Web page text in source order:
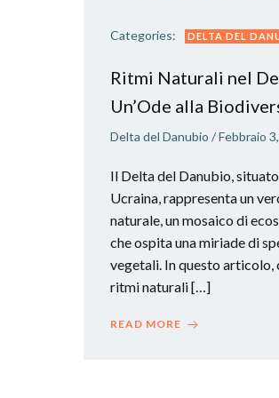
Categories: DELTA DEL
Ritmi Naturali nel
Un’Ode alla
Delta del Danubio /Febbraio
Il Delta del Danubio,
Ucraina, rappresenta un
naturale, un mosaico di
che ospita una miriade di
vegetali. In questo articolo,
ritmi naturali […]
READ MORE